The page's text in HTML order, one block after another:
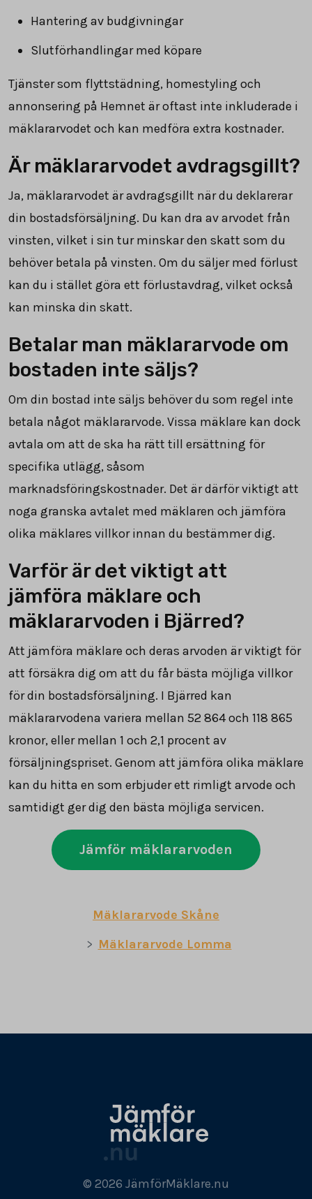
Hantering av budgivningar
Slutförhandlingar med köpare
Tjänster som flyttstädning, homestyling och
annonsering på Hemnet är oftast inte inkluderade i
mäklararvodet och kan medföra extra kostnader.
Är mäklararvodet avdragsgillt?
Ja, mäklararvodet är avdragsgillt när du deklarerar
din bostadsförsäljning. Du kan dra av arvodet från
vinsten, vilket i sin tur minskar den skatt som du
behöver betala på vinsten. Om du säljer med förlust
kan du i stället göra ett förlustavdrag, vilket också
kan minska din skatt.
Betalar man mäklararvode om
bostaden inte säljs?
Om din bostad inte säljs behöver du som regel inte
betala något mäklararvode. Vissa mäklare kan dock
avtala om att de ska ha rätt till ersättning för
specifika utlägg, såsom
marknadsföringskostnader. Det är därför viktigt att
noga granska avtalet med mäklaren och jämföra
olika mäklares villkor innan du bestämmer dig.
Varför är det viktigt att
jämföra mäklare och
mäklararvoden i Bjärred?
Att jämföra mäklare och deras arvoden är viktigt för
att försäkra dig om att du får bästa möjliga villkor
för din bostadsförsäljning. I Bjärred kan
mäklararvodena variera mellan 52 864och 118 865
kronor, eller mellan 1 och 2,1 procent av
försäljningspriset. Genom att jämföra olika mäklare
kan du hitta en som erbjuder ett rimligt arvode och
samtidigt ger dig den bästa möjliga servicen.
Jämför mäklararvoden
Mäklararvode Skåne
Mäklararvode Lomma
© 2026 JämförMäklare.nu